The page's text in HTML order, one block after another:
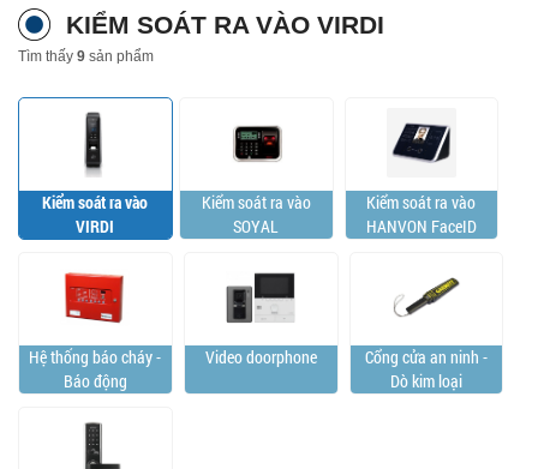
KIỂM SOÁT RA VÀO VIRDI
Tìm thấy 9 sản phẩm
Kiểm soát ra vào
VIRDI
Kiểm soát ra vào
SOYAL
Kiểm soát ra vào
HANVON FaceID
Hệ thống báo cháy -
Báo động
Video doorphone
Cổng cửa an ninh -
Dò kim loại